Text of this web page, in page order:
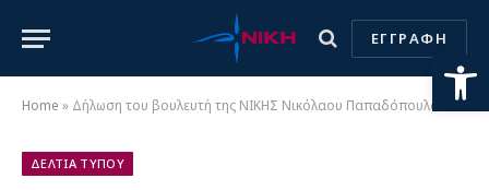
ΕΓΓΡΑΦΗ
Home » Δήλωση του βουλευτή της ΝΙΚΗΣ Νικόλαου Παπαδόπουλου: «Καταδικάζω κάθε είδους βία»
ΔΕΛΤΙΑ ΤΥΠΟΥ